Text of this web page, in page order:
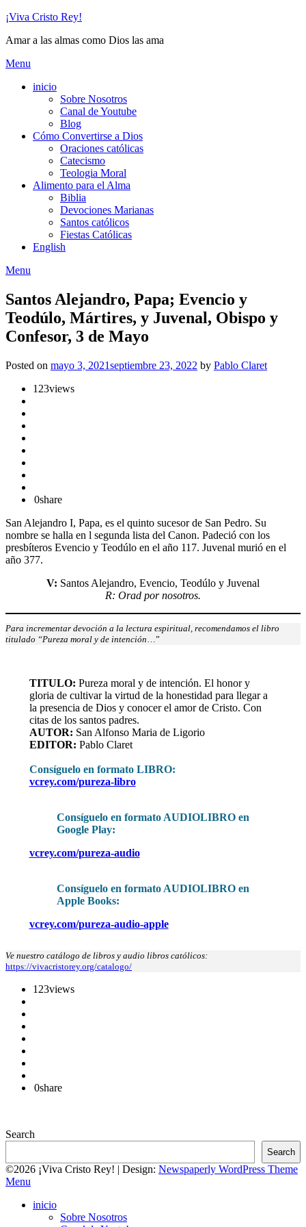
Skip
content
¡Viva Cristo Rey!
Amar a las almas como Dios las ama
Menu
inicio
Sobre Nosotros
Canal de Youtube
Blog
Cómo Convertirse a Dios
Oraciones católicas
Catecismo
Teologia Moral
Alimento para el Alma
Biblia
Devociones Marianas
Santos católicos
Fiestas Católicas
English
Menu
Santos Alejandro, Papa; Evencio y
Teodúlo, Mártires, y Juvenal, Obispo y
Confesor, 3 de Mayo
Posted on mayo 3, 2021septiembre 23, 2022 by Pablo Claret
123views
0share
San Alejandro I, Papa, es el quinto sucesor de San Pedro. Su
nombre se halla en l segunda lista del Canon. Padeció con los
presbíteros Evencio y Teodúlo en el año 117. Juvenal murió en el
año 377.
V: Santos Alejandro, Evencio, Teodúlo y Juvenal
R: Orad por nosotros.
Para incrementar devoción a la lectura espiritual, recomendamos el libro
titulado “Pureza moral y de intención …”
TITULO: Pureza moral y de intención. El honor y
gloria de cultivar la virtud de la honestidad para llegar a
la presencia de Dios y conocer el amor de Cristo. Con
citas de los santos padres.
AUTOR: San Alfonso Maria de Ligorio
EDITOR: Pablo Claret
Consíguelo en formato LIBRO:
vcrey.com/pureza-libro
Consíguelo en formato AUDIOLIBRO en
Google Play:
vcrey.com/pureza-audio
Consíguelo en formato AUDIOLIBRO en
Apple Books:
vcrey.com/pureza-audio-apple
Ve nuestro catálogo de libros y audio libros católicos:
https://vivacristorey.org/catalogo/
123views
0share
Search
Search
©2026 ¡Viva Cristo Rey! | Design: Newspaperly WordPress Theme
Menu
inicio
Sobre Nosotros